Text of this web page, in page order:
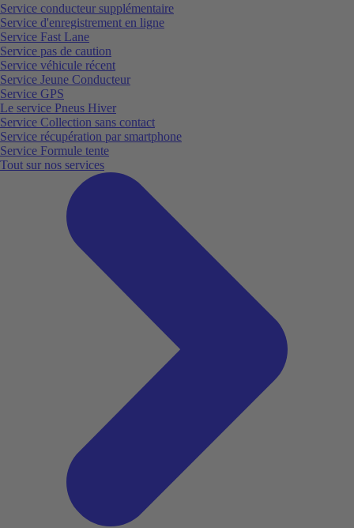
Service conducteur supplémentaire
Service d'enregistrement en ligne
Service Fast Lane
Service pas de caution
Service véhicule récent
Service Jeune Conducteur
Service GPS
Le service Pneus Hiver
Service Collection sans contact
Service récupération par smartphone
Service Formule tente
Tout sur nos services